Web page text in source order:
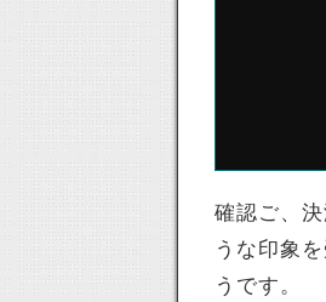
確認ご、
うな印象
うです。